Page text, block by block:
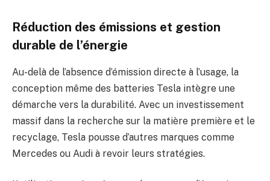
Réduction des émissions et gestion
durable de l’énergie
Au-delà de l’absence d’émission directe à l’usage, la
conception même des batteries Tesla intègre une
démarche vers la durabilité. Avec un investissement
massif dans la recherche sur la matière première et le
recyclage, Tesla pousse d’autres marques comme
Mercedes ou Audi à revoir leurs stratégies.